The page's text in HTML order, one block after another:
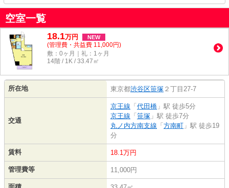
空室一覧
18.1万円 NEW
(管理費・共益費 11,000円)
敷：0ヶ月｜礼：1ヶ月
14階 / 1K / 33.47㎡
所在地 東京都渋谷区笹塚 ２丁目27-7
交通
京王線 「 代田橋 」駅 徒歩5分
京王線 「 笹塚 」駅 徒歩7分
丸ノ内方南支線 「 方南町 」駅 徒歩19
分
賃料 18.1万円
管理費等 11,000円